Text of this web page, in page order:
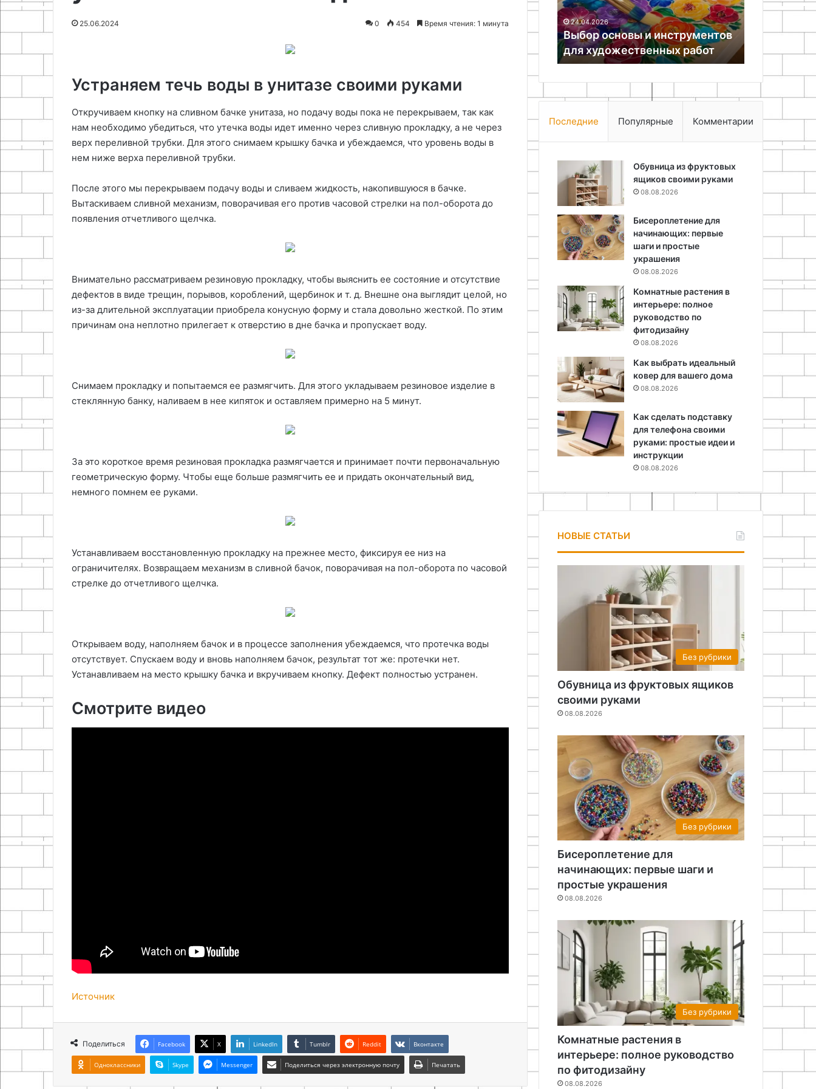
25.06.2024 0 454 Время чтения: 1 минута
Устраняем течь воды в унитазе своими руками
Откручиваем кнопку на сливном бачке унитаза, но подачу воды пока не перекрываем, так как
нам необходимо убедиться, что утечка воды идет именно через сливную прокладку, а не через
верх переливной трубки. Для этого снимаем крышку бачка и убеждаемся, что уровень воды в
нем ниже верха переливной трубки.
После этого мы перекрываем подачу воды и сливаем жидкость, накопившуюся в бачке.
Вытаскиваем сливной механизм, поворачивая его против часовой стрелки на пол-оборота до
появления отчетливого щелчка.
Внимательно рассматриваем резиновую прокладку, чтобы выяснить ее состояние и отсутствие
дефектов в виде трещин, порывов, короблений, щербинок и т. д. Внешне она выглядит целой, но
из-за длительной эксплуатации приобрела конусную форму и стала довольно жесткой. По этим
причинам она неплотно прилегает к отверстию в дне бачка и пропускает воду.
Снимаем прокладку и попытаемся ее размягчить. Для этого укладываем резиновое изделие в
стеклянную банку, наливаем в нее кипяток и оставляем примерно на 5 минут.
За это короткое время резиновая прокладка размягчается и принимает почти первоначальную
геометрическую форму. Чтобы еще больше размягчить ее и придать окончательный вид,
немного помнем ее руками.
Устанавливаем восстановленную прокладку на прежнее место, фиксируя ее низ на
ограничителях. Возвращаем механизм в сливной бачок, поворачивая на пол-оборота по часовой
стрелке до отчетливого щелчка.
Открываем воду, наполняем бачок и в процессе заполнения убеждаемся, что протечка воды
отсутствует. Спускаем воду и вновь наполняем бачок, результат тот же: протечки нет.
Устанавливаем на место крышку бачка и вкручиваем кнопку. Дефект полностью устранен.
Смотрите видео
Источник
Поделиться Facebook X LinkedIn Tumblr Reddit Вконтакте
Одноклассники Skype Messenger Поделиться через электронную почту Печатать
решения
19.07.2026
Дизайн-проект однокомнатной
Духовное творчество и
Богородицы
24.04.2026
Выбор основы и инструментов
для художественных работ
светодиодов
08.05.2026
Как сделать ремонт гирлянды
замена перегоревших
светодиодов
для
Последние Популярные Комментарии
Обувница из фруктовых
ящиков своими руками
08.08.2026
Бисероплетение для
начинающих: первые
шаги и простые
украшения
08.08.2026
Комнатные растения в
интерьере: полное
руководство по
фитодизайну
08.08.2026
Как выбрать идеальный
ковер для вашего дома
08.08.2026
Как сделать подставку
для телефона своими
руками: простые идеи и
инструкции
08.08.2026
НОВЫЕ СТАТЬИ
Без рубрики
Обувница из фруктовых ящиков
своими руками
08.08.2026
Без рубрики
Бисероплетение для
начинающих: первые шаги и
простые украшения
08.08.2026
Без рубрики
Комнатные растения в
интерьере: полное руководство
по фитодизайну
08.08.2026